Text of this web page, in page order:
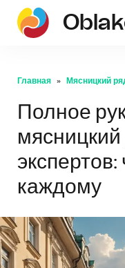
Главная Мясницкий
Полное
мясницкий
каждому